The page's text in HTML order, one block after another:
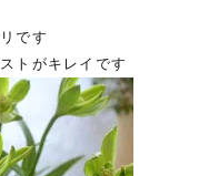
です
トがキレイです